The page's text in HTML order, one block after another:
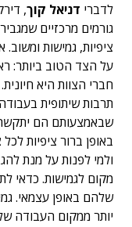
לדברי דניאל קוך,
גורמים מרכזיים
ציפיות, גמישות
על הצד הטוב ביותר:
חברי הצוות היא
תרבות שיתופית
שבאמצעותם הם
באופן ברור ציפיות
ולמי לפנות על מנת
מקום לגמישות. כדאי
שלהם באופן עצמאי.
יותר ממקום העבודה